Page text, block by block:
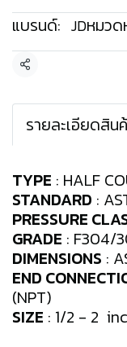
แบรนด์: JDหมวด
แชร์
รายละเอียดสิน
TYPE : HALF
STANDARD :
PRESSURE
GRADE : F304/
DIMENSIONS :
END
(NPT)
SIZE : 1/2 - 2